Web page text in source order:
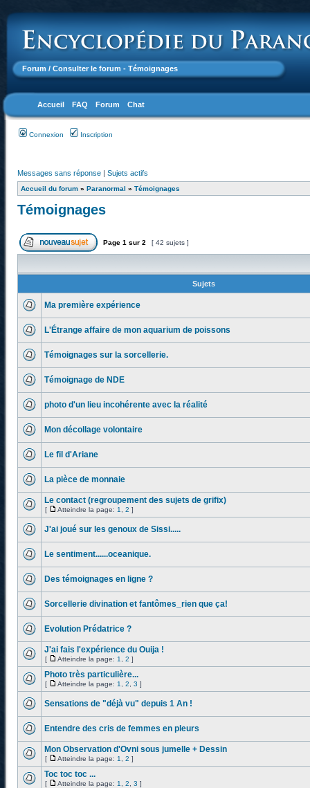
Forum / Consulter le forum - Témoignages
Accueil FAQ Forum Chat
Connexion Inscription
Messages sans réponse | Sujets actifs
Accueil du forum » Paranormal » Témoignages
Témoignages
Page 1 sur 2 [ 42 sujets ]
Sujets
Ma première expérience
L'Étrange affaire de mon aquarium de poissons
Témoignages sur la sorcellerie.
Témoignage de NDE
photo d'un lieu incohérente avec la réalité
Mon décollage volontaire
Le fil d'Ariane
La pièce de monnaie
Le contact (regroupement des sujets de grifix)
[ Atteindre la page: 1 2 ]
J'ai joué sur les genoux de Sissi.....
Le sentiment......oceanique.
Des témoignages en ligne ?
Sorcellerie divination et fantômes_rien que ça!
Evolution Prédatrice ?
J'ai fais l'expérience du Ouija !
[ Atteindre la page: 1 2 ]
Photo très particulière...
[ Atteindre la page: 1 2 3 ]
Sensations de "déjà vu" depuis 1 An !
Entendre des cris de femmes en pleurs
Mon Observation d'Ovni sous jumelle + Dessin
[ Atteindre la page: 1 2 ]
Toc toc toc ...
[ Atteindre la page: 1 2 3 ]